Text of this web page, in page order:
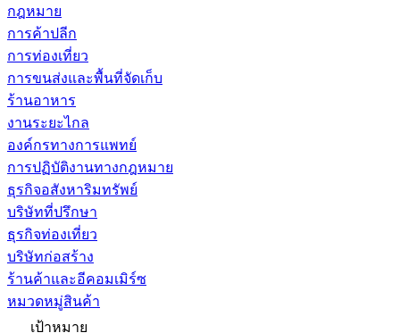
กฎหมาย
การค้าปลีก
การท่องเที่ยว
การขนส่งและพื้นที่จัดเก็บ
ร้านอาหาร
งานระยะไกล
องค์กรทางการแพทย์
การปฏิบัติงานทางกฎหมาย
ธุรกิจอสังหาริมทรัพย์
บริษัทที่ปรึกษา
ธุรกิจท่องเที่ยว
บริษัทก่อสร้าง
ร้านค้าและอีคอมเมิร์ซ
หมวดหมู่สินค้า
เป้าหมาย